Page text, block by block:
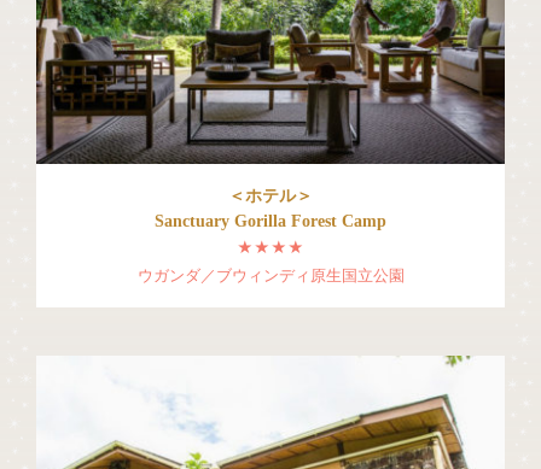
＜ホテル＞
Sanctuary Gorilla Forest Camp
★★★★
ウガンダ／ブウィンディ原生国立公園